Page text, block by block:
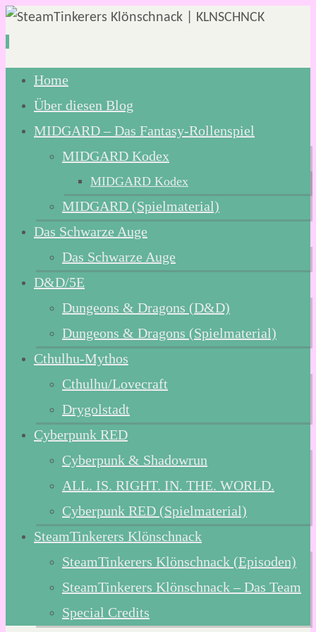
Zum
Inhalt
springen
Home
Über diesen Blog
MIDGARD – Das Fantasy-Rollenspiel
MIDGARD Kodex
MIDGARD Kodex
MIDGARD (Spielmaterial)
Das Schwarze Auge
Das Schwarze Auge
D&D/5E
Dungeons & Dragons (D&D)
Dungeons & Dragons (Spielmaterial)
Cthulhu-Mythos
Cthulhu/Lovecraft
Drygolstadt
Cyberpunk RED
Cyberpunk & Shadowrun
ALL. IS. RIGHT. IN. THE. WORLD.
Cyberpunk RED (Spielmaterial)
SteamTinkerers Klönschnack
SteamTinkerers Klönschnack (Episoden)
SteamTinkerers Klönschnack – Das Team
Special Credits